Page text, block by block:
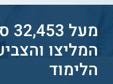
מעל 32,453 סטודנטים
המליצו
הלימוד